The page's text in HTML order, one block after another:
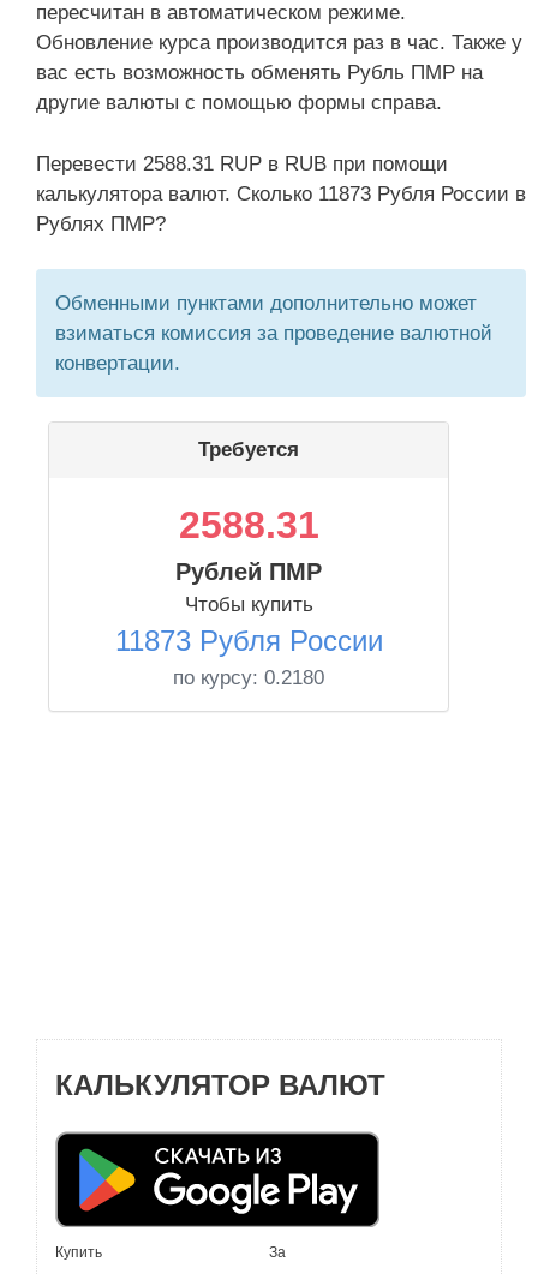
пересчитан в автоматическом режиме.
Обновление курса производится раз в час. Также у
вас есть возможность обменять Рубль ПМР на
другие валюты с помощью формы справа.
Перевести 2588.31 RUP в RUB при помощи
калькулятора валют. Сколько 11873 Рубля России в
Рублях ПМР?
Обменными пунктами дополнительно может
взиматься комиссия за проведение валютной
конвертации.
Требуется
2588.31
Рублей ПМР
Чтобы купить
11873 Рубля России
по курсу: 0.2180
КАЛЬКУЛЯТОР ВАЛЮТ
Купить За